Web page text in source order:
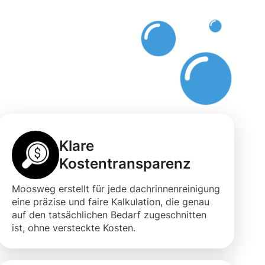
Klare
Kostentransparenz
Moosweg erstellt für jede dachrinnenreinigung
eine präzise und faire Kalkulation, die genau
auf den tatsächlichen Bedarf zugeschnitten
ist, ohne versteckte Kosten.